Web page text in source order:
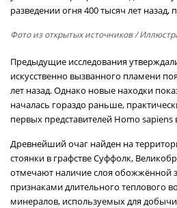
разведении огня 400 тысяч лет
Фото из открытых источников/
Предыдущие исследования
искусственно вызванного пламени
лет назад. Однако новые находки
началась гораздо раньше,
первых представителей Homo sapiens
Древнейший очаг найден на
стоянки в графстве Суффолк,
отмечают наличие слоя обожжённой
признаками длительного теплового
минералов, используемых для